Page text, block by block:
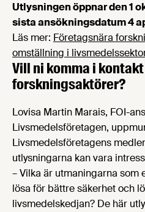
Utlysningen öppnar den 1
sista ansökningsdatum 4
Läs mer: Företagsnära
omställning i
Vill ni komma i
forskningsaktörer?
Lovisa Martin Marais, FOI-
Livsmedelsföretagen,
Livsmedelsföretagens
utlysningarna kan vara
– Vilka är utmaningarna
lösa för bättre säkerhet och
livsmedelskedjan? De här